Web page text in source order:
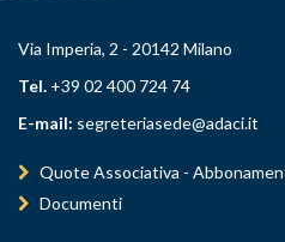
Via Imperia, 2 - 20142 Milano
Tel. +39 02 400 724 74
E-mail: segreteriasede@adaci.it
Quote Associativa -
Documenti